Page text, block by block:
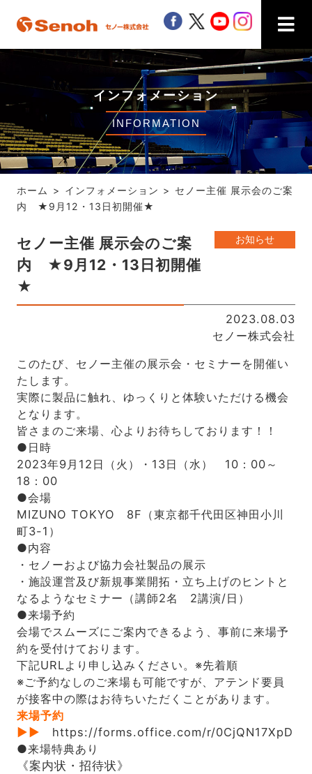
インフォメーション
INFORMATION
ホーム インフォメーション
セノー主催 展示会のご案
内 ★9月12・13日初開催★
セノー主催 展示会のご案
内 ★9月12・13日初開催
★
2023.08.03
セノー株式会社
お知らせ
このたび、セノー主催の展示会・セミナーを開催い
たします。
実際に製品に触れ、ゆっくりと体験いただける機会
となります。
皆さまのご来場、心よりお待ちしております！！
●日時
2023年9月12日（火）・13日（水） 10：00～
18：00
●会場
MIZUNO TOKYO 8F（東京都千代田区神田小川
町3-1）
●内容
・セノーおよび協力会社製品の展示
・施設運営及び新規事業開拓・立ち上げのヒントと
なるようなセミナー（講師2名 2講演/日）
●来場予約
会場でスムーズにご案内できるよう、事前に来場予
約を受付けております。
下記URLより申し込みください。※先着順
※ご予約なしのご来場も可能ですが、アテンド要員
が接客中の際はお待ちいただくことがあります。
来場予約
▶▶
https://forms.office.com/r/0CjQN17XpD
●来場特典あり
《案内状・招待状》